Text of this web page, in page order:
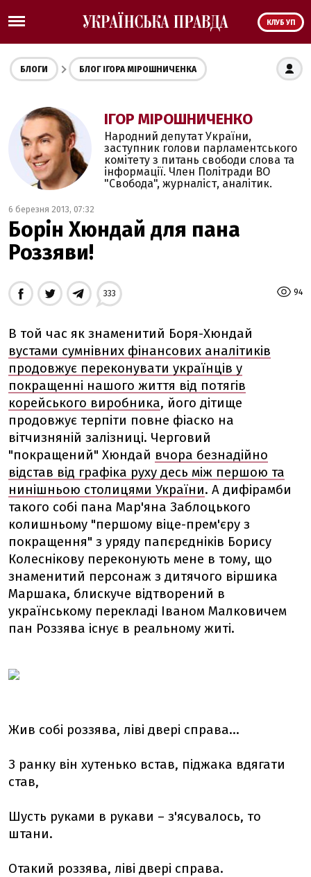
КЛУБ УП
БЛОГИ БЛОГ ІГОРА МІРОШНИЧЕНКА
ІГОР МІРОШНИЧЕНКО
Народний депутат України,
заступник голови парламентського
комітету з питань свободи слова та
інформації. Член Політради ВО
"Свобода", журналіст, аналітик.
6 березня 2013, 07:32
Борін Хюндай для пана
Роззяви!
94
333
В той час як знаменитий Боря-Хюндай
вустами сумнівних фінансових аналітиків
продовжує переконувати українців у
покращенні нашого життя від потягів
корейського виробника, його дітище
продовжує терпіти повне фіаско на
вітчизняній залізниці. Черговий
"покращений" Хюндай вчора безнадійно
відстав від графіка руху десь між першою та
нинішньою столицями України. А дифірамби
такого собі пана Мар'яна Заблоцького
колишньому "першому віце-прем'єру з
покращення" з уряду папєрєдніків Борису
Колеснікову переконують мене в тому, що
знаменитий персонаж з дитячого віршика
Маршака, блискуче відтворений в
українському перекладі Іваном Малковичем
пан Роззява існує в реальному житі.
Жив собі роззява, ліві двері справа...
З ранку він хутенько встав, піджака вдягати
став,
Шусть руками в рукави – з'ясувалось, то
штани.
Отакий роззява, ліві двері справа.